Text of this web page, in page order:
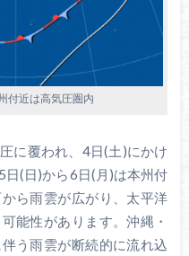
付近は高気圧圏内
に覆われ、4日(土)にかけ
日(日)から6日(月)は本州付
ら雨雲が広がり、太平洋
能性があります。沖縄・
う雨雲が断続的に流れ込